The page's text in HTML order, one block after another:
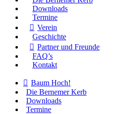
Downloads
Termine
Verein
Geschichte
Partner und Freunde
FAQ’s
Kontakt
Baum Hoch!
Die Bernemer Kerb
Downloads
Termine